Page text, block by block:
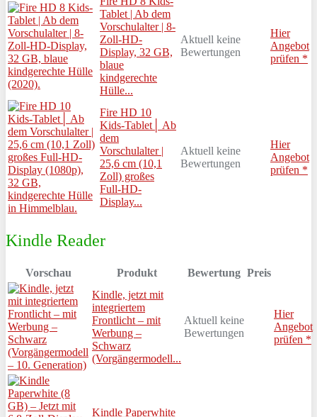
Tablet | Ab dem
Vorschulalter | 8-
Zoll-HD-
Display, 32 GB,
blaue
kindgerechte
Hülle...
Aktuell keine
Bewertungen
Hier
Angebot
prüfen *
Fire HD 10
Kids-Tablet│ Ab
dem
Vorschulalter |
25,6 cm (10,1
Zoll) großes
Full-HD-
Display...
Aktuell keine
Bewertungen
Hier
Angebot
prüfen *
Kindle Reader
Vorschau Produkt Bewertung Preis
Kindle, jetzt mit
integriertem
Frontlicht – mit
Werbung –
Schwarz
(Vorgängermodell...
Aktuell keine
Bewertungen
Hier
Angebot
prüfen *
Kindle Paperwhite